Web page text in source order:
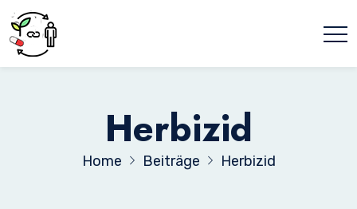
Herbizid
Home Beiträge Herbizid